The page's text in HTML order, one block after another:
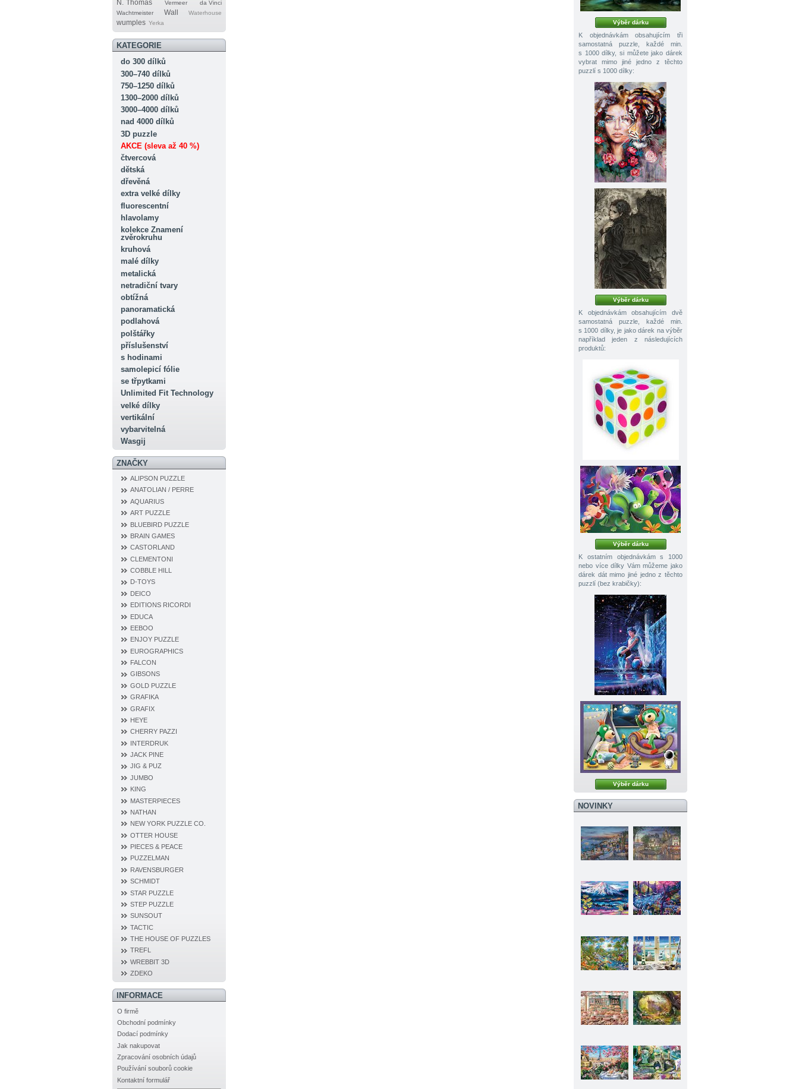
N. Thomas
Vermeer
da Vinci
Wachtmeister
Wall Waterhouse
wumples Yerka
KATEGORIE
do 300 dílků
300–740 dílků
750–1250 dílků
1300–2000 dílků
3000–4000 dílků
nad 4000 dílků
3D puzzle
AKCE (sleva až 40 %)
čtvercová
dětská
dřevěná
extra velké dílky
fluorescentní
hlavolamy
kolekce Znamení
zvěrokruhu
kruhová
malé dílky
metalická
netradiční tvary
obtížná
panoramatická
podlahová
polštářky
příslušenství
s hodinami
samolepicí fólie
se třpytkami
Unlimited Fit Technology
velké dílky
vertikální
vybarvitelná
Wasgij
ZNAČKY
ALIPSON PUZZLE
ANATOLIAN / PERRE
AQUARIUS
ART PUZZLE
BLUEBIRD PUZZLE
BRAIN GAMES
CASTORLAND
CLEMENTONI
COBBLE HILL
D‐TOYS
DEICO
EDITIONS RICORDI
EDUCA
EEBOO
ENJOY PUZZLE
EUROGRAPHICS
FALCON
GIBSONS
GOLD PUZZLE
GRAFIKA
GRAFIX
HEYE
CHERRY PAZZI
INTERDRUK
JACK PINE
JIG & PUZ
JUMBO
KING
MASTERPIECES
NATHAN
NEW YORK PUZZLE CO.
OTTER HOUSE
PIECES & PEACE
PUZZELMAN
RAVENSBURGER
SCHMIDT
STAR PUZZLE
STEP PUZZLE
SUNSOUT
TACTIC
THE HOUSE OF PUZZLES
TREFL
WREBBIT 3D
ZDEKO
INFORMACE
O firmě
Obchodní podmínky
Dodací podmínky
Jak nakupovat
Zpracování osobních údajů
Používání souborů cookie
Kontaktní formulář
Výběr dárku
K objednávkám obsahujícím tři
samostatná puzzle, každé min.
s 1000 dílky, si můžete jako dárek
vybrat mimo jiné jedno z těchto
puzzlí s 1000 dílky:
Výběr dárku
K objednávkám obsahujícím dvě
samostatná puzzle, každé min.
s 1000 dílky, je jako dárek na výběr
například jeden z následujících
produktů:
Výběr dárku
K ostatním objednávkám s 1000
nebo více dílky Vám můžeme jako
dárek dát mimo jiné jedno z těchto
puzzlí (bez krabičky):
Výběr dárku
NOVINKY